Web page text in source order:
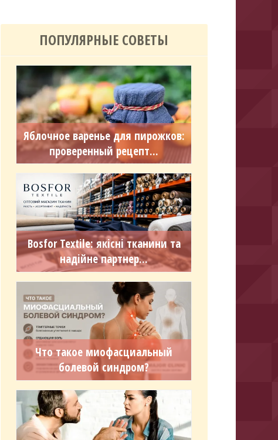
ПОПУЛЯРНЫЕ СОВЕТЫ
Яблочное варенье для пирожков:
проверенный рецепт...
Bosfor Textile: якісні тканини та
надійне партнер...
Что такое миофасциальный
болевой синдром?